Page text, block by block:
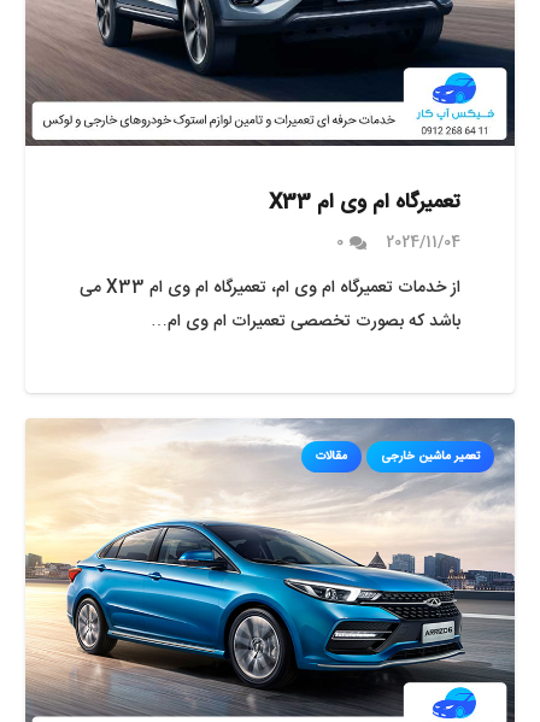
تعمیرگاه ام وی ام X33
2024/11/04
0
از خدمات تعمیرگاه ام وی ام، تعمیرگاه ام وی ام X33 می
باشد که بصورت تخصصی تعمیرات ام وی ام…
تعمیر ماشین خارجی مقالات